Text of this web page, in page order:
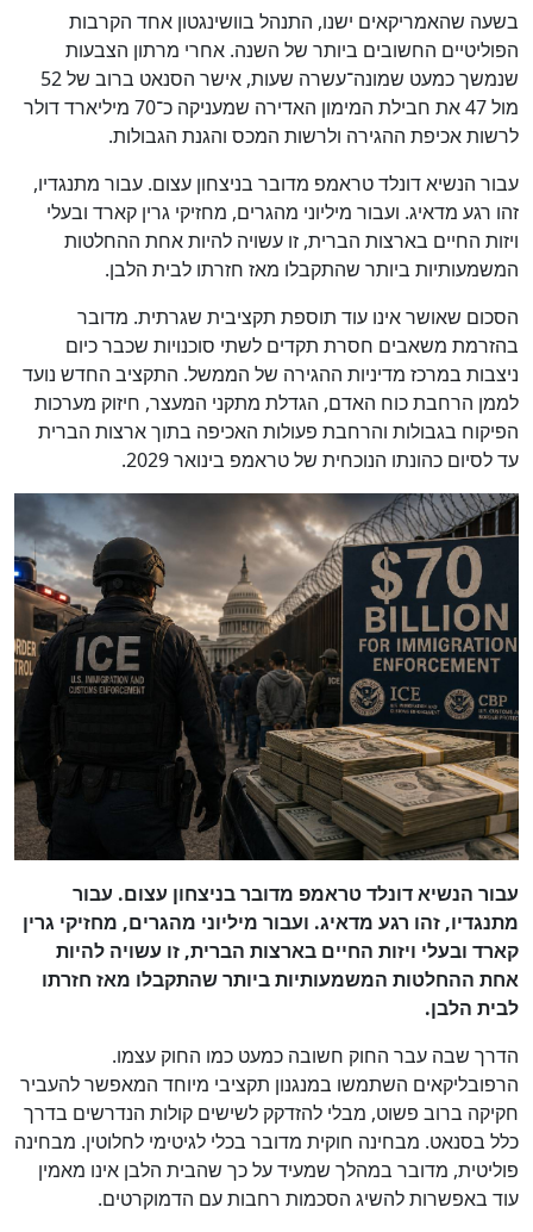
בשעה שהאמריקאים ישנו, התנהל בוושינגטון אחד הקרבות
הפוליטיים החשובים ביותר של השנה. אחרי מרתון הצבעות
שנמשך כמעט שמונה־עשרה שעות, אישר הסנאט ברוב של 52
מול 47 את חבילת המימון האדירה שמעניקה כ־70 מיליארד דולר
לרשות אכיפת ההגירה ולרשות המכס והגנת הגבולות.
עבור הנשיא דונלד טראמפ מדובר בניצחון עצום. עבור מתנגדיו,
זהו רגע מדאיג. ועבור מיליוני מהגרים, מחזיקי גרין קארד ובעלי
ויזות החיים בארצות הברית, זו עשויה להיות אחת ההחלטות
המשמעותיות ביותר שהתקבלו מאז חזרתו לבית הלבן.
הסכום שאושר אינו עוד תוספת תקציבית שגרתית. מדובר
בהזרמת משאבים חסרת תקדים לשתי סוכנויות שכבר כיום
ניצבות במרכז מדיניות ההגירה של הממשל. התקציב החדש נועד
לממן הרחבת כוח האדם, הגדלת מתקני המעצר, חיזוק מערכות
הפיקוח בגבולות והרחבת פעולות האכיפה בתוך ארצות הברית
עד לסיום כהונתו הנוכחית של טראמפ בינואר 2029.
עבור הנשיא דונלד טראמפ מדובר בניצחון עצום. עבור
מתנגדיו, זהו רגע מדאיג. ועבור מיליוני מהגרים, מחזיקי גרין
קארד ובעלי ויזות החיים בארצות הברית, זו עשויה להיות
אחת ההחלטות המשמעותיות ביותר שהתקבלו מאז חזרתו
לבית הלבן.
הדרך שבה עבר החוק חשובה כמעט כמו החוק עצמו.
הרפובליקאים השתמשו במנגנון תקציבי מיוחד המאפשר להעביר
חקיקה ברוב פשוט, מבלי להזדקק לשישים קולות הנדרשים בדרך
כלל בסנאט. מבחינה חוקית מדובר בכלי לגיטימי לחלוטין. מבחינה
פוליטית, מדובר במהלך שמעיד על כך שהבית הלבן אינו מאמין
עוד באפשרות להשיג הסכמות רחבות עם הדמוקרטים.